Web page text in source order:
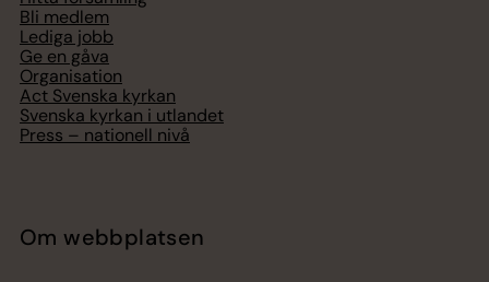
Bli medlem
Lediga jobb
Ge en gåva
Organisation
Act Svenska kyrkan
Svenska kyrkan i utlandet
Press – nationell nivå
Om webbplatsen